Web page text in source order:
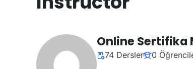
Online Sertifika
74 Dersler 0